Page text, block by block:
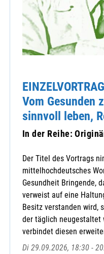
EINZELVORTRAG
Vom Gesunden
sinnvoll leben,
In der Reihe:
Der Titel des Vortrags
mittelhochdeutsches
Gesundheit Bringende,
verweist auf eine
Besitz verstanden wird,
der täglich neugestaltet
verbindet diesen
Di 29.09.2026, 18:30 -